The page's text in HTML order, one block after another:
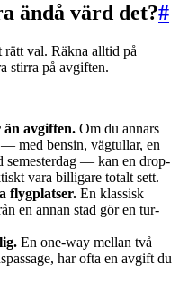
ändå värd det?#
val. Räkna alltid på
stirra på avgiften.
än avgiften. Om du annars
med bensin, vägtullar, en
semesterdag — kan en drop-
vara billigare totalt sett.
flygplatser. En klassisk
en annan stad gör en tur-
En one-way mellan två
har ofta en avgift du